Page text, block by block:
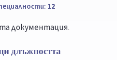
12
документация.
длъжността